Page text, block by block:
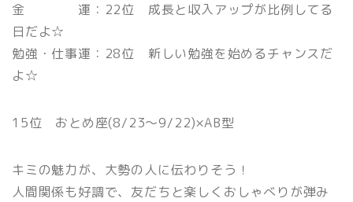
金 運：22位 成長と収入アップが比例してる
日だよ☆
勉強・仕事運：28位 新しい勉強を始めるチャンスだ
よ☆
15位 おとめ座(8/23〜9/22)×AB型
キミの魅力が、大勢の人に伝わりそう！
人間関係も好調で、友だちと楽しくおしゃべりが弾み